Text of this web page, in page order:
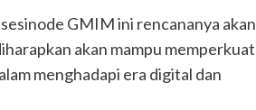
GMIM ini rencananya akan
akan mampu memperkuat
menghadapi era digital dan